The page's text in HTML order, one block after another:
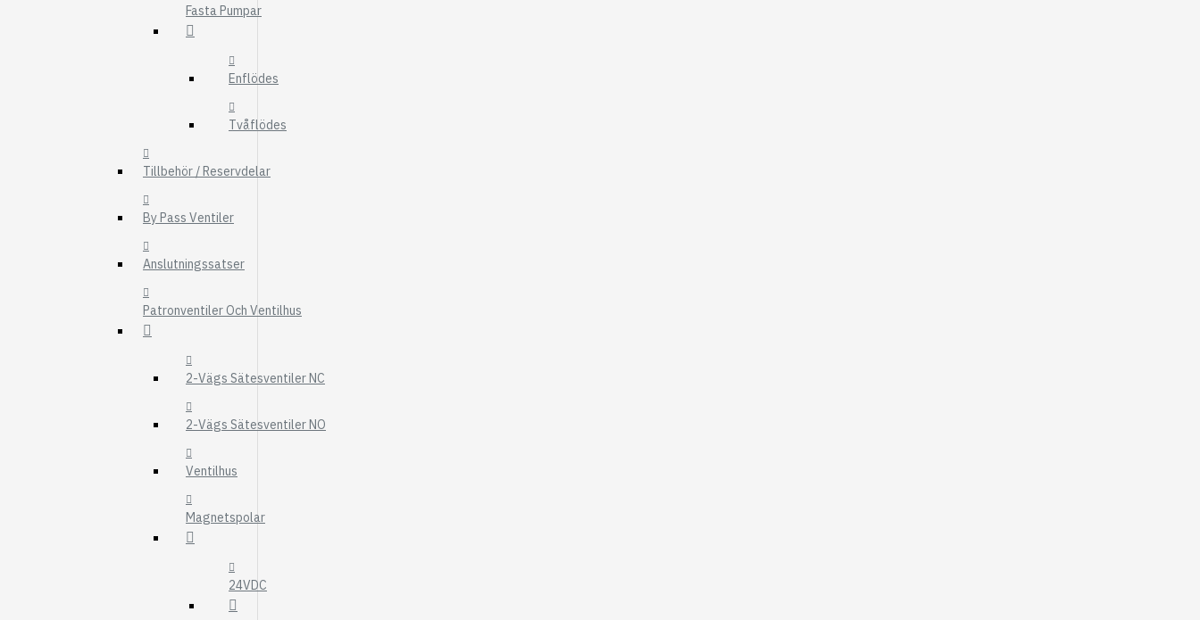
FILTER
BRÄNSLEFILTER
HYDRAULFILTER
Fasta Pumpar
Enflödes
Tvåflödes
Tillbehör / Reservdelar
By Pass Ventiler
Anslutningssatser
Patronventiler Och Ventilhus
2-Vägs Sätesventiler NC
2-Vägs Sätesventiler NO
Ventilhus
Magnetspolar
24VDC